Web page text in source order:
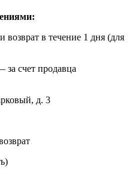
в течение 1 дня (для
счет продавца
д. 3